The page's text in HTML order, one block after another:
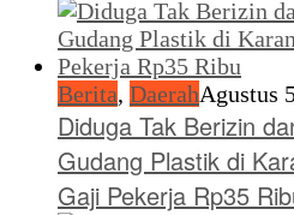
Berita, DaerahAgustus
Diduga Tak Berizin
Gudang Plastik di
Gaji Pekerja Rp35